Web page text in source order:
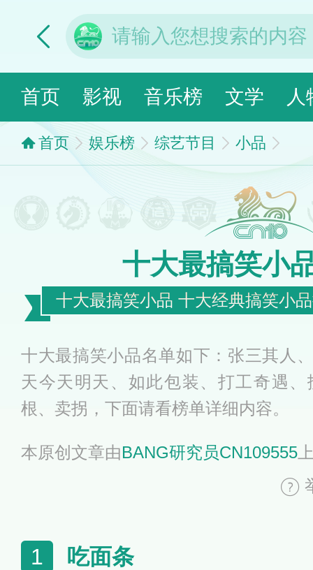
首页 影视 音乐榜 文学 人
首页 娱乐榜 综艺节目 小品
十大最搞笑小
十大最搞笑小品 十大经典搞笑小
十大最搞笑小品名单如下：张三其人
天今天明天、如此包装、打工奇遇
根、卖拐，下面请看榜单详细内容。
本原创文章由BANG研究员CN109555
1 吃面条